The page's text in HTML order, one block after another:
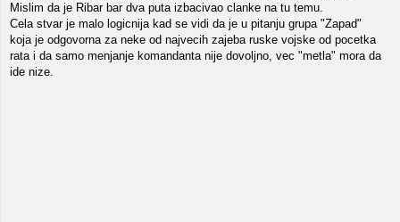
Mislim da je Ribar bar dva puta izbacivao clanke na tu temu.
Cela stvar je malo logicnija kad se vidi da je u pitanju grupa "Zapad"
koja je odgovorna za neke od najvecih zajeba ruske vojske od pocetka
rata i da samo menjanje komandanta nije dovoljno, vec "metla" mora da
ide nize.